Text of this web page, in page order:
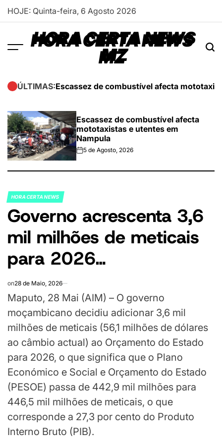
Skip
HOJE: Quinta-feira, 6 Agosto 2026
HORA CERTA NEWS
MZ
ÚLTIMAS:Escassez de combustível afecta
Escassez de combustível afecta
mototaxistas e utentes em
Nampula
on5 de Agosto, 2026
POSTED
IN
HORA CERTA NEWS
Governo acrescenta 3,6
mil milhões de meticais
para 2026…
on28 de Maio, 2026
Maputo, 28 Mai (AIM) – O governo
moçambicano decidiu adicionar 3,6 mil
milhões de meticais (56,1 milhões de dólares
ao câmbio actual) ao Orçamento do Estado
para 2026, o que significa que o Plano
Económico e Social e Orçamento do Estado
(PESOE) passa de 442,9 mil milhões para
446,5 mil milhões de meticais, o que
corresponde a 27,3 por cento do Produto
Interno Bruto (PIB).